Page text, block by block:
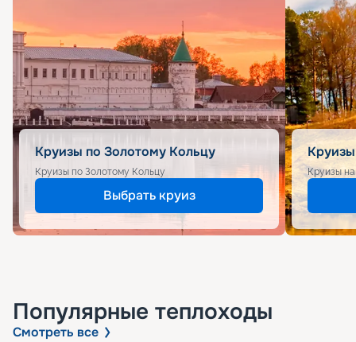
Круизы по Золотому Кольцу
Круизы по Золотому Кольцу
Выбрать круиз
Круизы
Популярные теплоходы
Смотреть все